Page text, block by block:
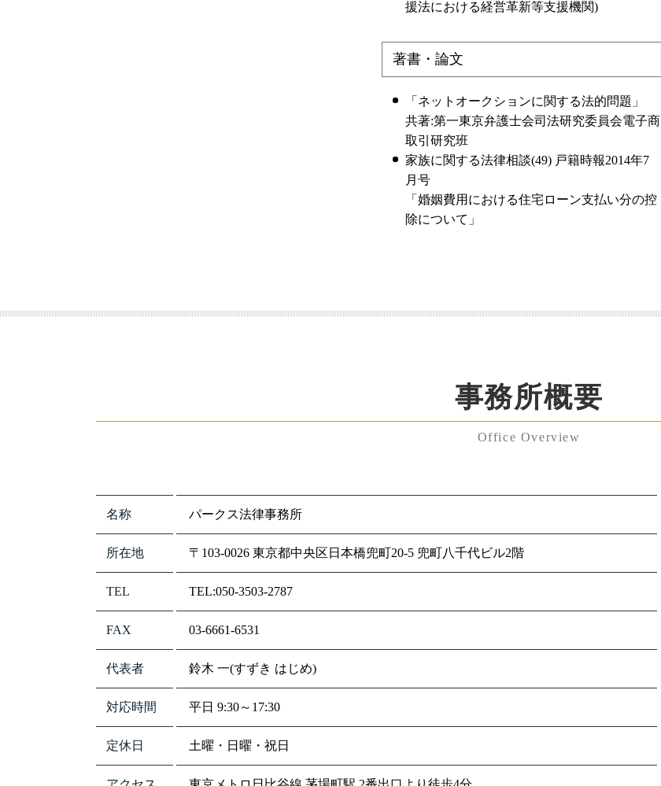
援法における経営革新等支援機関)
著書・論文
「ネットオークションに関する法的問題」
共著:第一東京弁護士会司法研究委員会電子商
取引研究班
家族に関する法律相談(49) 戸籍時報2014年7
月号
「婚姻費用における住宅ローン支払い分の控
除について」
事務所概要
Office Overview
名称 パークス法律事務所
所在地 〒103-0026 東京都中央区日本橋兜町20-5 兜町八千代ビル2階
TEL TEL:050-3503-2787
FAX 03-6661-6531
代表者 鈴木 一(すずき はじめ)
対応時間 平日 9:30～17:30
定休日 土曜・日曜・祝日